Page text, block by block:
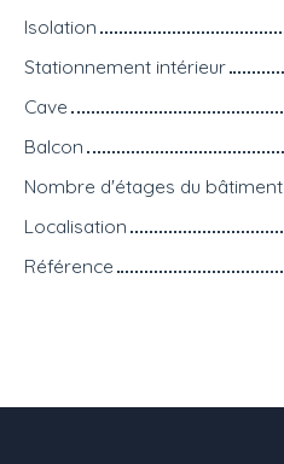
Isolation
Stationnement intérieur
Cave
Balcon
Nombre d'étages du bâtiment
Localisation
Référence